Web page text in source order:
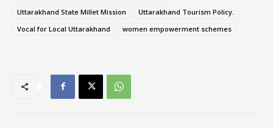
Uttarakhand State Millet Mission
Uttarakhand Tourism Policy.
Vocal for Local Uttarakhand
women empowerment schemes